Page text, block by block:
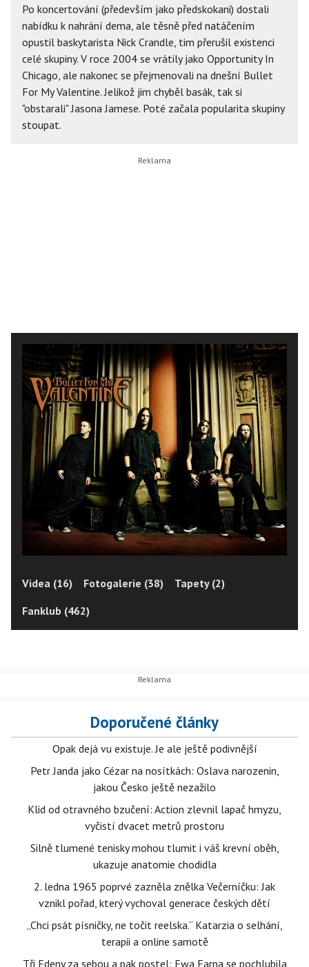
Po koncertování (především jako předskokani) dostali
nabídku k nahrání dema, ale těsně před natáčením
opustil baskytarista Nick Crandle, tim přerušil existenci
celé skupiny. V roce 2004 se vrátily jako Opportunity In
Chicago, ale nakonec se přejmenovali na dnešní Bullet
For My Valentine. Jelikož jim chyběl basák, tak si
"obstarali" Jasona Jamese. Poté začala popularita skupiny
stoupat.
Videa (16) Fotogalerie (38)
Tapety (2)
Fanklub (462)
Doporučené články
Opak dejá vu existuje. Je ale ještě podivnější
Petr Janda jako Cézar na nosítkách: Oslava narozenin,
jakou Česko ještě nezažilo
Klid od otravného bzučení: Action zlevnil lapač hmyzu,
vyčistí dvacet metrů prostoru
Silně tlumené tenisky mohou tlumit i váš krevní oběh,
ukazuje anatomie chodidla
2. ledna 1965 poprvé zazněla znělka Večerníčku: Jak
vznikl pořad, který vychoval generace českých dětí
„Chci psát písničky, ne točit reelska.“ Katarzia o selhání,
terapii a online samotě
Tři Edeny za sebou a pak postel: Ewa Farna se pochlubila